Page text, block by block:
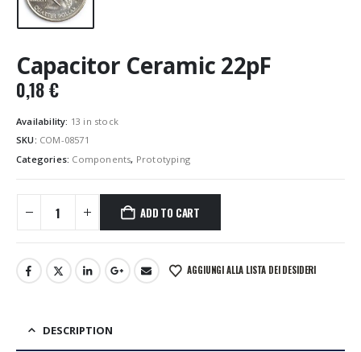
Capacitor Ceramic 22pF
0,18€
Availability: 13 in stock
SKU: COM-08571
Categories: Components, Prototyping
ADD TO CART
AGGIUNGI ALLA LISTA DEI DESIDERI
DESCRIPTION